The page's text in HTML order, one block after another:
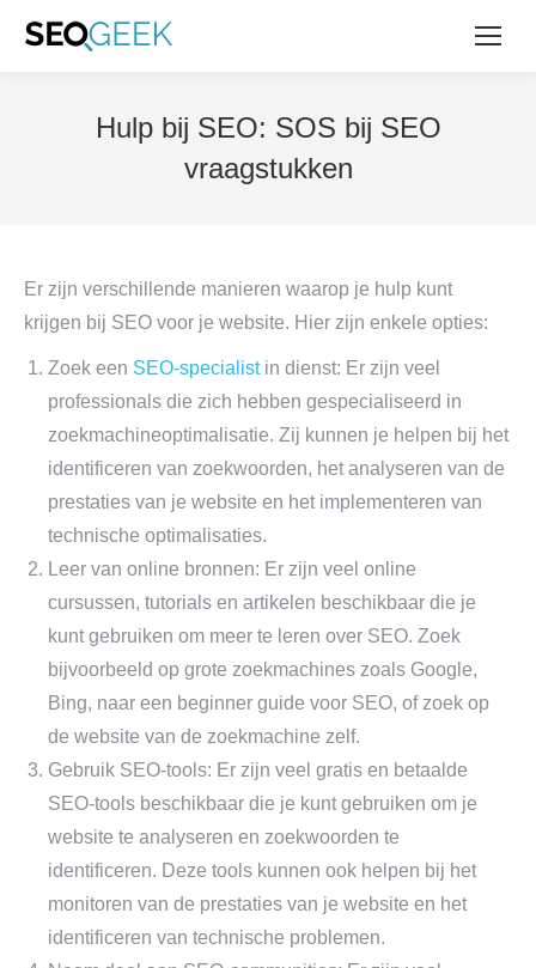
Hulp bij SEO: SOS bij SEO
vraagstukken
Er zijn verschillende manieren waarop je hulp kunt
krijgen bij SEO voor je website. Hier zijn enkele opties:
Zoek een SEO-specialistin dienst: Er zijn veel
professionals die zich hebben gespecialiseerd in
zoekmachineoptimalisatie. Zij kunnen je helpen bij het
identificeren van zoekwoorden, het analyseren van de
prestaties van je website en het implementeren van
technische optimalisaties.
Leer van online bronnen: Er zijn veel online
cursussen, tutorials en artikelen beschikbaar die je
kunt gebruiken om meer te leren over SEO. Zoek
bijvoorbeeld op grote zoekmachines zoals Google,
Bing, naar een beginner guide voor SEO, of zoek op
de website van de zoekmachine zelf.
Gebruik SEO-tools: Er zijn veel gratis en betaalde
SEO-tools beschikbaar die je kunt gebruiken om je
website te analyseren en zoekwoorden te
identificeren. Deze tools kunnen ook helpen bij het
monitoren van de prestaties van je website en het
identificeren van technische problemen.